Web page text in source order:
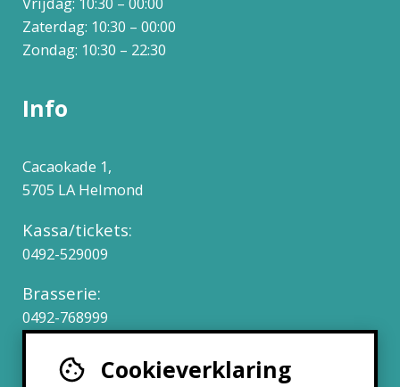
Cookieverklaring
Zaterdag: 10:30 – 00:00
Zondag: 10:30 – 22:30
Info
Cacaokade 1,
5705 LA Helmond
Kassa/tickets:
0492-529009
Brasserie:
0492-768999
Werken bij